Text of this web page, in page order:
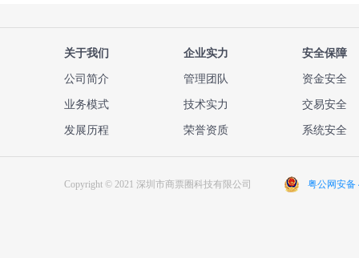
贴现利息。
总了承兑汇票贴现利率
的相关介绍及计算方
式，为大家解答10万承
兑贴息多少钱等相关问
题。
关于我们
公司简介
业务模式
发展历程
企业实力
管理团队
技术实力
荣誉资质
安全保障
资金安全
交易安全
系统安全
Copyright © 2021 深圳市商票圈科技有限公司 粤公网安备